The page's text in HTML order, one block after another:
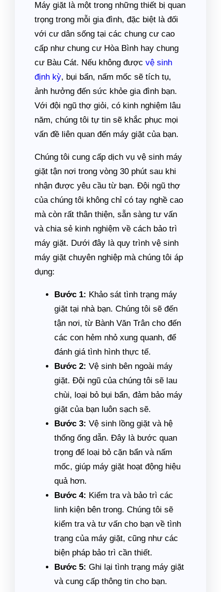
Máy giặt là một trong những thiết bị quan
trọng trong mỗi gia đình, đặc biệt là đối
với cư dân sống tại các chung cư cao
cấp như chung cư Hòa Bình hay chung
cư Bàu Cát. Nếu không được vệ sinh
định kỳ, bụi bẩn, nấm mốc sẽ tích tụ,
ảnh hưởng đến sức khỏe gia đình bạn.
Với đội ngũ thợ giỏi, có kinh nghiệm lâu
năm, chúng tôi tự tin sẽ khắc phục mọi
vấn đề liên quan đến máy giặt của bạn.
Chúng tôi cung cấp dịch vụ vệ sinh máy
giặt tận nơi trong vòng 30 phút sau khi
nhận được yêu cầu từ bạn. Đội ngũ thợ
của chúng tôi không chỉ có tay nghề cao
mà còn rất thân thiện, sẵn sàng tư vấn
và chia sẻ kinh nghiệm về cách bảo trì
máy giặt. Dưới đây là quy trình vệ sinh
máy giặt chuyên nghiệp mà chúng tôi áp
dụng:
Bước 1: Khảo sát tình trạng máy
giặt tại nhà bạn. Chúng tôi sẽ đến
tận nơi, từ Bành Văn Trân cho đến
các con hẻm nhỏ xung quanh, để
đánh giá tình hình thực tế.
Bước 2: Vệ sinh bên ngoài máy
giặt. Đội ngũ của chúng tôi sẽ lau
chùi, loại bỏ bụi bẩn, đảm bảo máy
giặt của bạn luôn sạch sẽ.
Bước 3: Vệ sinh lồng giặt và hệ
thống ống dẫn. Đây là bước quan
trọng để loại bỏ cặn bẩn và nấm
mốc, giúp máy giặt hoạt động hiệu
quả hơn.
Bước 4: Kiểm tra và bảo trì các
linh kiện bên trong. Chúng tôi sẽ
kiểm tra và tư vấn cho bạn về tình
trạng của máy giặt, cũng như các
biện pháp bảo trì cần thiết.
Bước 5: Ghi lại tình trạng máy giặt
và cung cấp thông tin cho bạn.